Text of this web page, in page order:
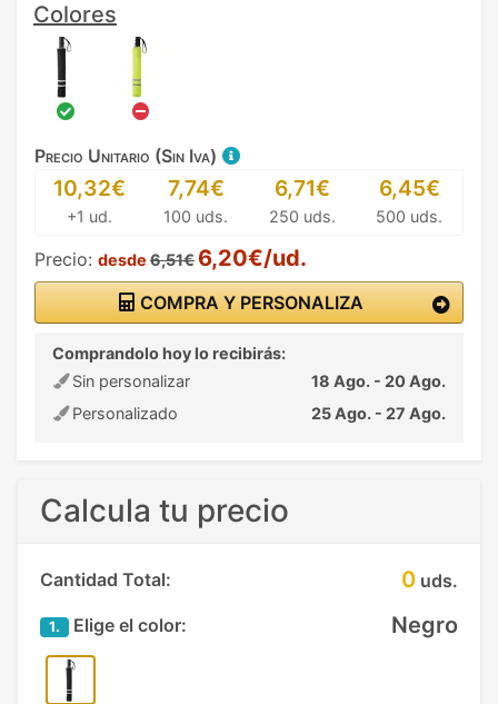
Colores
Precio Unitario (Sin Iva)
10,32€
+1 ud.
7,74€
100 uds.
6,71€
250 uds.
6,45€
500 uds.
Precio: desde 6,51€ 6,20€/ud.
COMPRA Y PERSONALIZA
Comprandolo hoy lo recibirás:
Sin personalizar
18 Ago. - 20 Ago.
Personalizado
25 Ago. - 27 Ago.
Calcula tu precio
Cantidad Total: 0 uds.
1. Elige el color: Negro